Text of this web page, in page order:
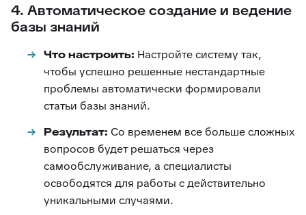
4. Автоматическое создание и ведение
базы знаний
Что настроить: Настройте систему так,
чтобы успешно решенные нестандартные
проблемы автоматически формировали
статьи базы знаний.
Результат: Со временем все больше сложных
вопросов будет решаться через
самообслуживание, а специалисты
освободятся для работы с действительно
уникальными случаями.